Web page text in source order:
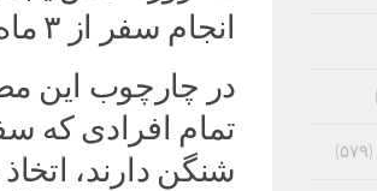
انجام سفر از ۳ ماه فعلی به ۶ ماه افزایش یابد.
در چارچوب این
تمام افرادی که
شنگن دارند،
(۵۷۹)